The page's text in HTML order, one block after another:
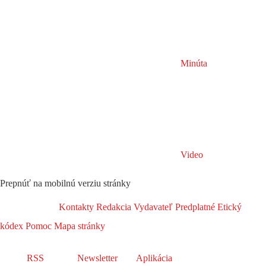
Minúta
Video
Prepnúť na mobilnú verziu stránky
Kontakty Redakcia Vydavateľ Predplatné Etický
kódex Pomoc Mapa stránky
RSS Newsletter Aplikácia